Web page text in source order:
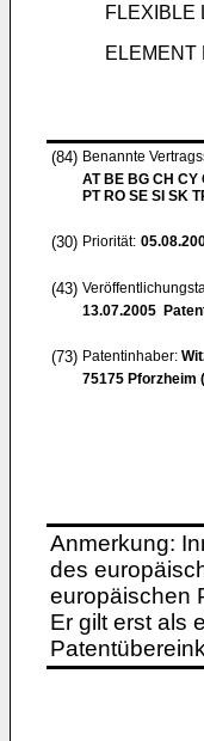
FLEXIBLE
ELEMENT
(84) Benannte
AT BE BG CH CY
PT RO SE SI SK
(30) Priorität:
(43)
13.07.2005
(73) Patentinhaber:
75175 Pforzheim
Anmerkung:
des
europäischen
Er gilt erst als